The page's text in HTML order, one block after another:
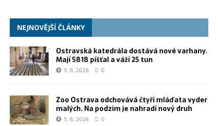
NEJNOVĚJŠÍ ČLÁNKY
Ostravská katedrála dostává nové varhany.
Mají 5818 píšťal a váží 25 tun
5. 8. 2026 0
Zoo Ostrava odchovává čtyři mláďata vyder
malých. Na podzim je nahradí nový druh
5. 8. 2026 0